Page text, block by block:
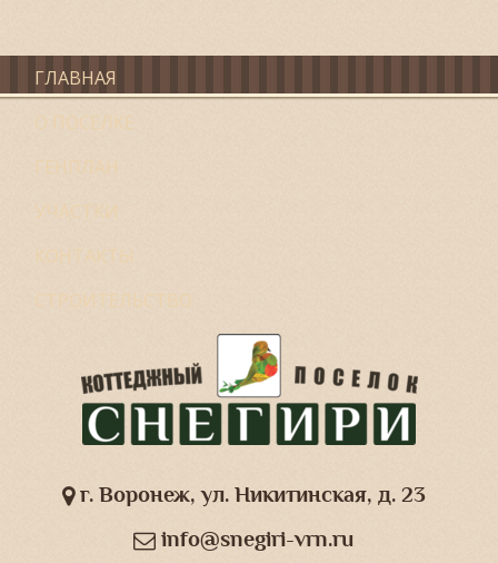
ГЛАВНАЯ
О ПОСЕЛКЕ
ГЕНПЛАН
УЧАСТКИ
КОНТАКТЫ
СТРОИТЕЛЬСТВО
г. Воронеж, ул. Никитинская, д. 23
info@snegiri-vrn.ru